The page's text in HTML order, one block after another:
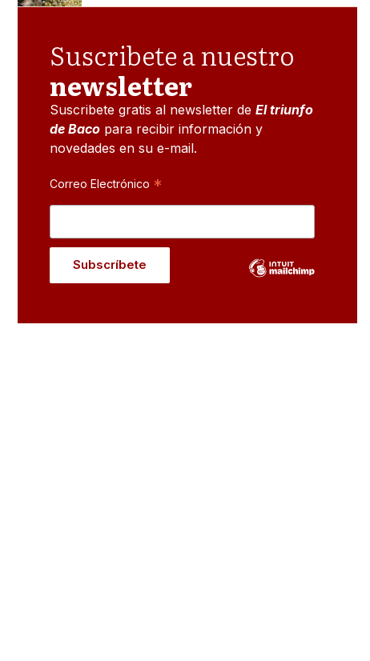
Suscribete a nuestro
newsletter
Suscribete gratis al newsletter deEl triunfo
de Baco para recibir información y
novedades en su e-mail.
Correo Electrónico *